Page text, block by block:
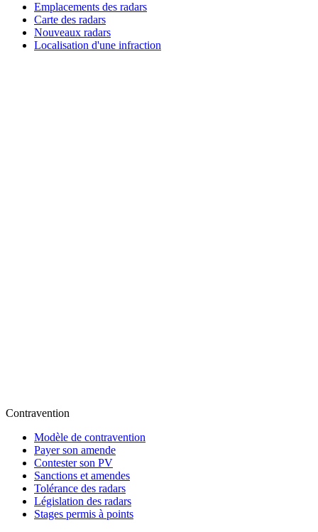
Emplacements des radars
Carte des radars
Nouveaux radars
Localisation d'une infraction
Contravention
Modèle de contravention
Payer son amende
Contester son PV
Sanctions et amendes
Tolérance des radars
Législation des radars
Stages permis à points